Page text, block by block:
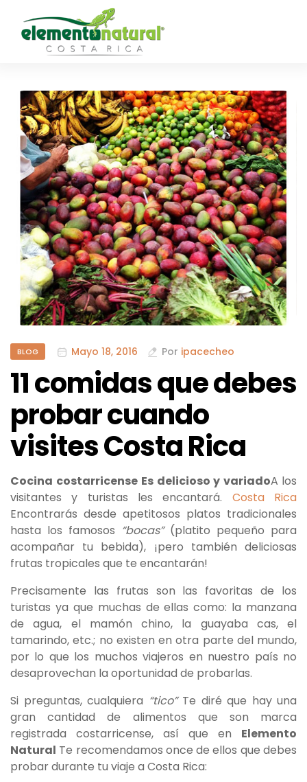
BLOG Mayo 18, 2016 Por ipacecheo
11 comidas que debes
probar cuando
visites Costa Rica
Cocina costarricense Es delicioso y variadoA los
visitantes y turistas les encantará. Costa Rica
Encontrarás desde apetitosos platos tradicionales
hasta los famosos “bocas”(platito pequeño para
acompañar tu bebida), ¡pero también deliciosas
frutas tropicales que te encantarán!
Precisamente las frutas son las favoritas de los
turistas ya que muchas de ellas como: la manzana
de agua, el mamón chino, la guayaba cas, el
tamarindo, etc.; no existen en otra parte del mundo,
por lo que los muchos viajeros en nuestro país no
desaprovechan la oportunidad de probarlas.
Si preguntas, cualquiera “tico”Te diré que hay una
gran cantidad de alimentos que son marca
registrada costarricense, así que en Elemento
Natural Te recomendamos once de ellos que debes
probar durante tu viaje a Costa Rica: